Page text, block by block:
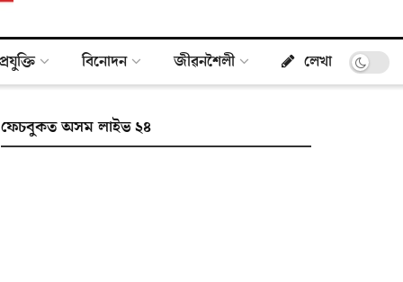
প্ৰযুক্তি বিনোদন জীৱনশৈলী লেখা
ফেচবুকত অসম লাইভ ২৪